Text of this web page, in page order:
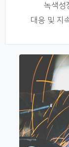
녹색성
대응 및 지